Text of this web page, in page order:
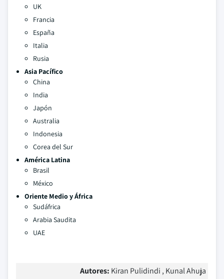
UK
Francia
España
Italia
Rusia
Asia Pacífico
China
India
Japón
Australia
Indonesia
Corea del Sur
América Latina
Brasil
México
Oriente Medio y África
Sudáfrica
Arabia Saudita
UAE
Autores: Kiran Pulidindi , Kunal Ahuja